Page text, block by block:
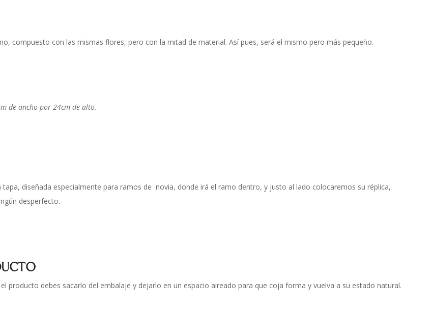
compuesto con las mismas flores, pero con la mitad de material. Así pues, será el mismo pero más pequeño.
de ancho por 24cm de alto.
diseñada especialmente para ramos de novia, donde irá el ramo dentro, y justo al lado colocaremos su réplica,
desperfecto.
producto debes sacarlo del embalaje y dejarlo en un espacio aireado para que coja forma y vuelva a su estado natural.